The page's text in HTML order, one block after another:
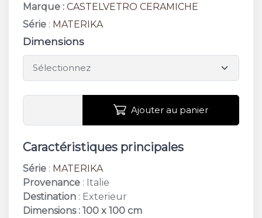
Marque : CASTELVETRO CERAMICHE
Série : MATERIKA
Dimensions
Ajouter au panier
Caractéristiques principales
Série : MATERIKA
Provenance : Italie
Destination : Exterieur
Dimensions : 100 x 100 cm